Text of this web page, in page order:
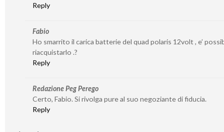
Reply
Fabio
Ho smarrito il carica batterie del quad polaris 12volt , e’
riacquistarlo .?
Reply
Redazione Peg Perego
Certo, Fabio. Si rivolga pure al suo negoziante di fiducia.
Reply